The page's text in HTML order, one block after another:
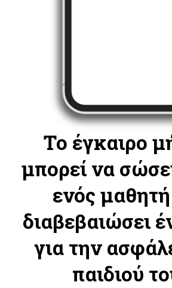
Το έγκαιρο
μπορεί να
ενός
διαβεβαιώσει
για την
παιδιού